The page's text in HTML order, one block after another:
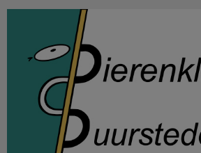
Nieuwsbrief maart 2019